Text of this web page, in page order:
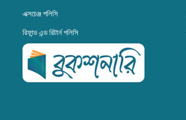
এক্সচেঞ্জ পলিসি
রিফান্ড এন্ড রিটার্ন পলিসি